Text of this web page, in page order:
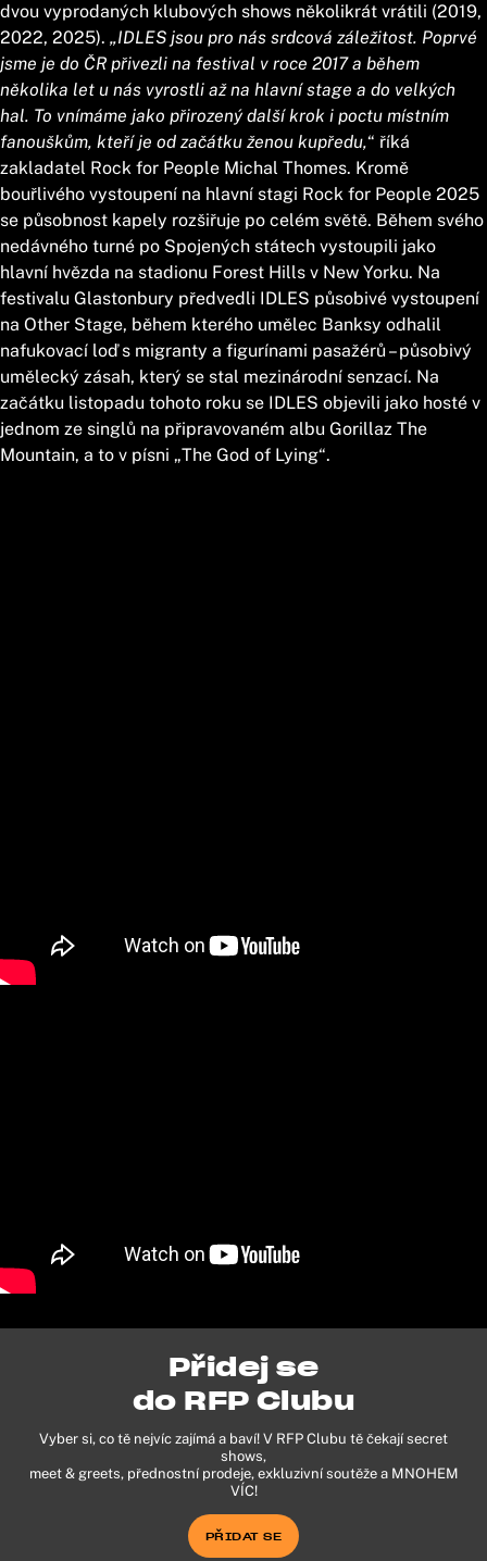
dvou vyprodaných klubových shows několikrát vrátili (2019,
2022, 2025). „IDLES jsou pro nás srdcová záležitost. Poprvé
jsme je do ČR přivezli na festival v roce 2017 a během
několika let u nás vyrostli až na hlavní stage a do velkých
hal. To vnímáme jako přirozený další krok i poctu místním
fanouškům, kteří je od začátku ženou kupředu,“ říká
zakladatel Rock for People Michal Thomes. Kromě
bouřlivého vystoupení na hlavní stagi Rock for People 2025
se působnost kapely rozšiřuje po celém světě. Během svého
nedávného turné po Spojených státech vystoupili jako
hlavní hvězda na stadionu Forest Hills v New Yorku. Na
festivalu Glastonbury předvedli IDLES působivé vystoupení
na Other Stage, během kterého umělec Banksy odhalil
nafukovací loď s migranty a figurínami pasažérů – působivý
umělecký zásah, který se stal mezinárodní senzací. Na
začátku listopadu tohoto roku se IDLES objevili jako hosté v
jednom ze singlů na připravovaném albu Gorillaz The
Mountain, a to v písni „The God of Lying“.
Přidej se
do RFP Clubu
Vyber si, co tě nejvíc zajímá a baví! V RFP Clubu tě čekají secret
shows,
meet & greets, přednostní prodeje, exkluzivní soutěže a MNOHEM
VÍC!
PŘIDAT SE